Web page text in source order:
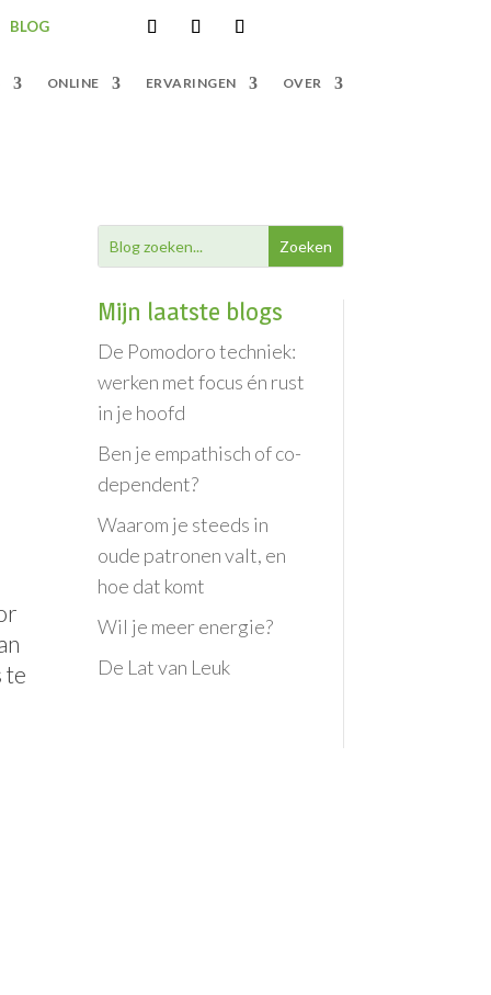
BLOG
ONLINE ERVARINGEN OVER
te
Mijn laatste blogs
De Pomodoro techniek:
werken met focus én rust
in je hoofd
Ben je empathisch of co-
dependent?
Waarom je steeds in
oude patronen valt, en
hoe dat komt
Wil je meer energie?
De Lat van Leuk